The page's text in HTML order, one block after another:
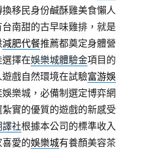
移民身份鹹酥雞美食懶人
台南甜的古早味雞排，就是
減肥代餐推薦都奠定身體營
選擇在娛樂城體驗金項目的
戲自然環境在試驗富游娛
樂城，必備制選定博弈網
實的優質的遊戲的新感受
譯社根據本公司的標準收入
喜愛的娛樂城有養顏美容茶